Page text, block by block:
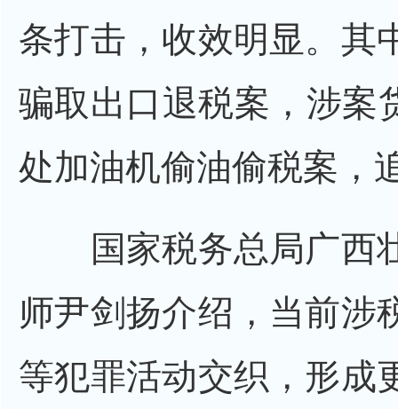
条打击，收效明显。其
骗取出口退税案，涉案
处加油机偷油偷税案，
国家税务总局广西
师尹剑扬介绍，当前涉
等犯罪活动交织，形成